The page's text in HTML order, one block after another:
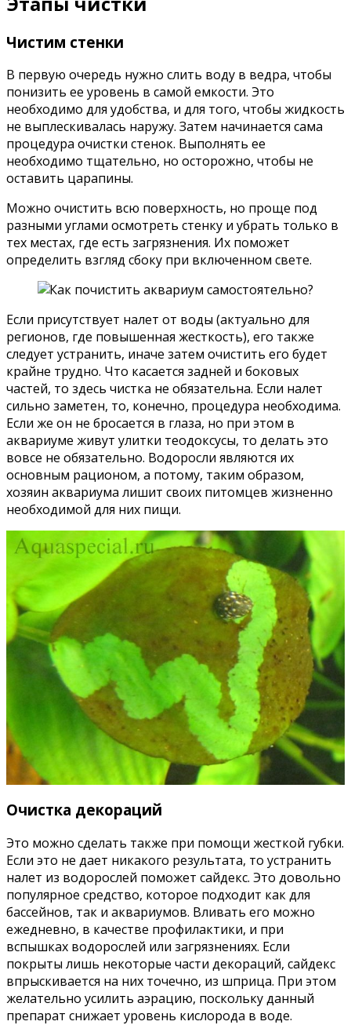
Чистим стенки
В первую очередь нужно слить воду в ведра, чтобы
понизить ее уровень в самой емкости. Это
необходимо для удобства, и для того, чтобы жидкость
не выплескивалась наружу. Затем начинается сама
процедура очистки стенок. Выполнять ее
необходимо тщательно, но осторожно, чтобы не
оставить царапины.
Можно очистить всю поверхность, но проще под
разными углами осмотреть стенку и убрать только в
тех местах, где есть загрязнения. Их поможет
определить взгляд сбоку при включенном свете.
Если присутствует налет от воды (актуально для
регионов, где повышенная жесткость), его также
следует устранить, иначе затем очистить его будет
крайне трудно. Что касается задней и боковых
частей, то здесь чистка не обязательна. Если налет
сильно заметен, то, конечно, процедура необходима.
Если же он не бросается в глаза, но при этом в
аквариуме живут улитки теодоксусы, то делать это
вовсе не обязательно. Водоросли являются их
основным рационом, а потому, таким образом,
хозяин аквариума лишит своих питомцев жизненно
необходимой для них пищи.
Очистка декораций
Это можно сделать также при помощи жесткой губки.
Если это не дает никакого результата, то устранить
налет из водорослей поможет сайдекс. Это довольно
популярное средство, которое подходит как для
бассейнов, так и аквариумов. Вливать его можно
ежедневно, в качестве профилактики, и при
вспышках водорослей или загрязнениях. Если
покрыты лишь некоторые части декораций, сайдекс
впрыскивается на них точечно, из шприца. При этом
желательно усилить аэрацию, поскольку данный
препарат снижает уровень кислорода в воде.